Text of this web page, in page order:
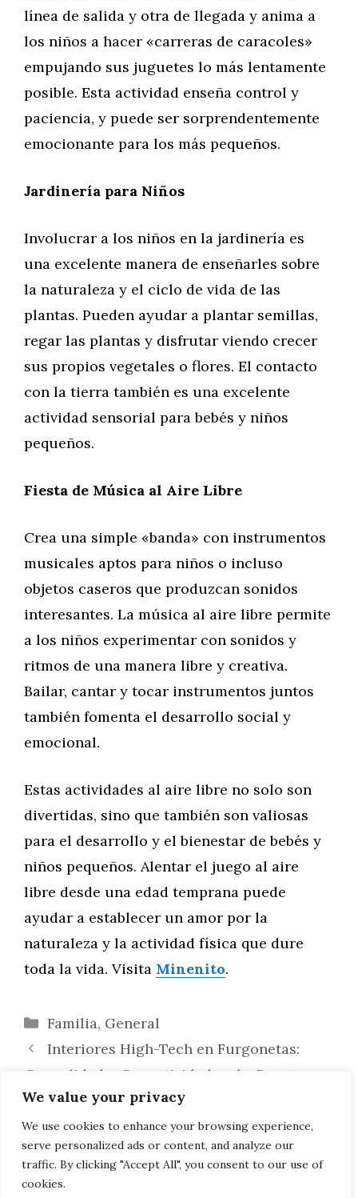
We value your privacy
We use cookies to enhance your browsing experience,
serve personalized ads or content, and analyze our
traffic. By clicking "Accept All", you consent to our use of
cookies.
línea de salida y otra de llegada y anima a
los niños a hacer «carreras de caracoles»
empujando sus juguetes lo más lentamente
posible. Esta actividad enseña control y
paciencia, y puede ser sorprendentemente
emocionante para los más pequeños.
Jardinería para Niños
Involucrar a los niños en la jardinería es
una excelente manera de enseñarles sobre
la naturaleza y el ciclo de vida de las
plantas. Pueden ayudar a plantar semillas,
regar las plantas y disfrutar viendo crecer
sus propios vegetales o flores. El contacto
con la tierra también es una excelente
actividad sensorial para bebés y niños
pequeños.
Fiesta de Música al Aire Libre
Crea una simple «banda» con instrumentos
musicales aptos para niños o incluso
objetos caseros que produzcan sonidos
interesantes. La música al aire libre permite
a los niños experimentar con sonidos y
ritmos de una manera libre y creativa.
Bailar, cantar y tocar instrumentos juntos
también fomenta el desarrollo social y
emocional.
Estas actividades al aire libre no solo son
divertidas, sino que también son valiosas
para el desarrollo y el bienestar de bebés y
niños pequeños. Alentar el juego al aire
libre desde una edad temprana puede
ayudar a establecer un amor por la
naturaleza y la actividad física que dure
toda la vida. Visita Minenito.
Categorías
Familia, General
Interiores High-Tech en Furgonetas:
Comodidad y Conectividad en la Carretera
La Comunidad Motociclista: Un Vínculo
de Pertenencia y Camaradería en Dos
Ruedas